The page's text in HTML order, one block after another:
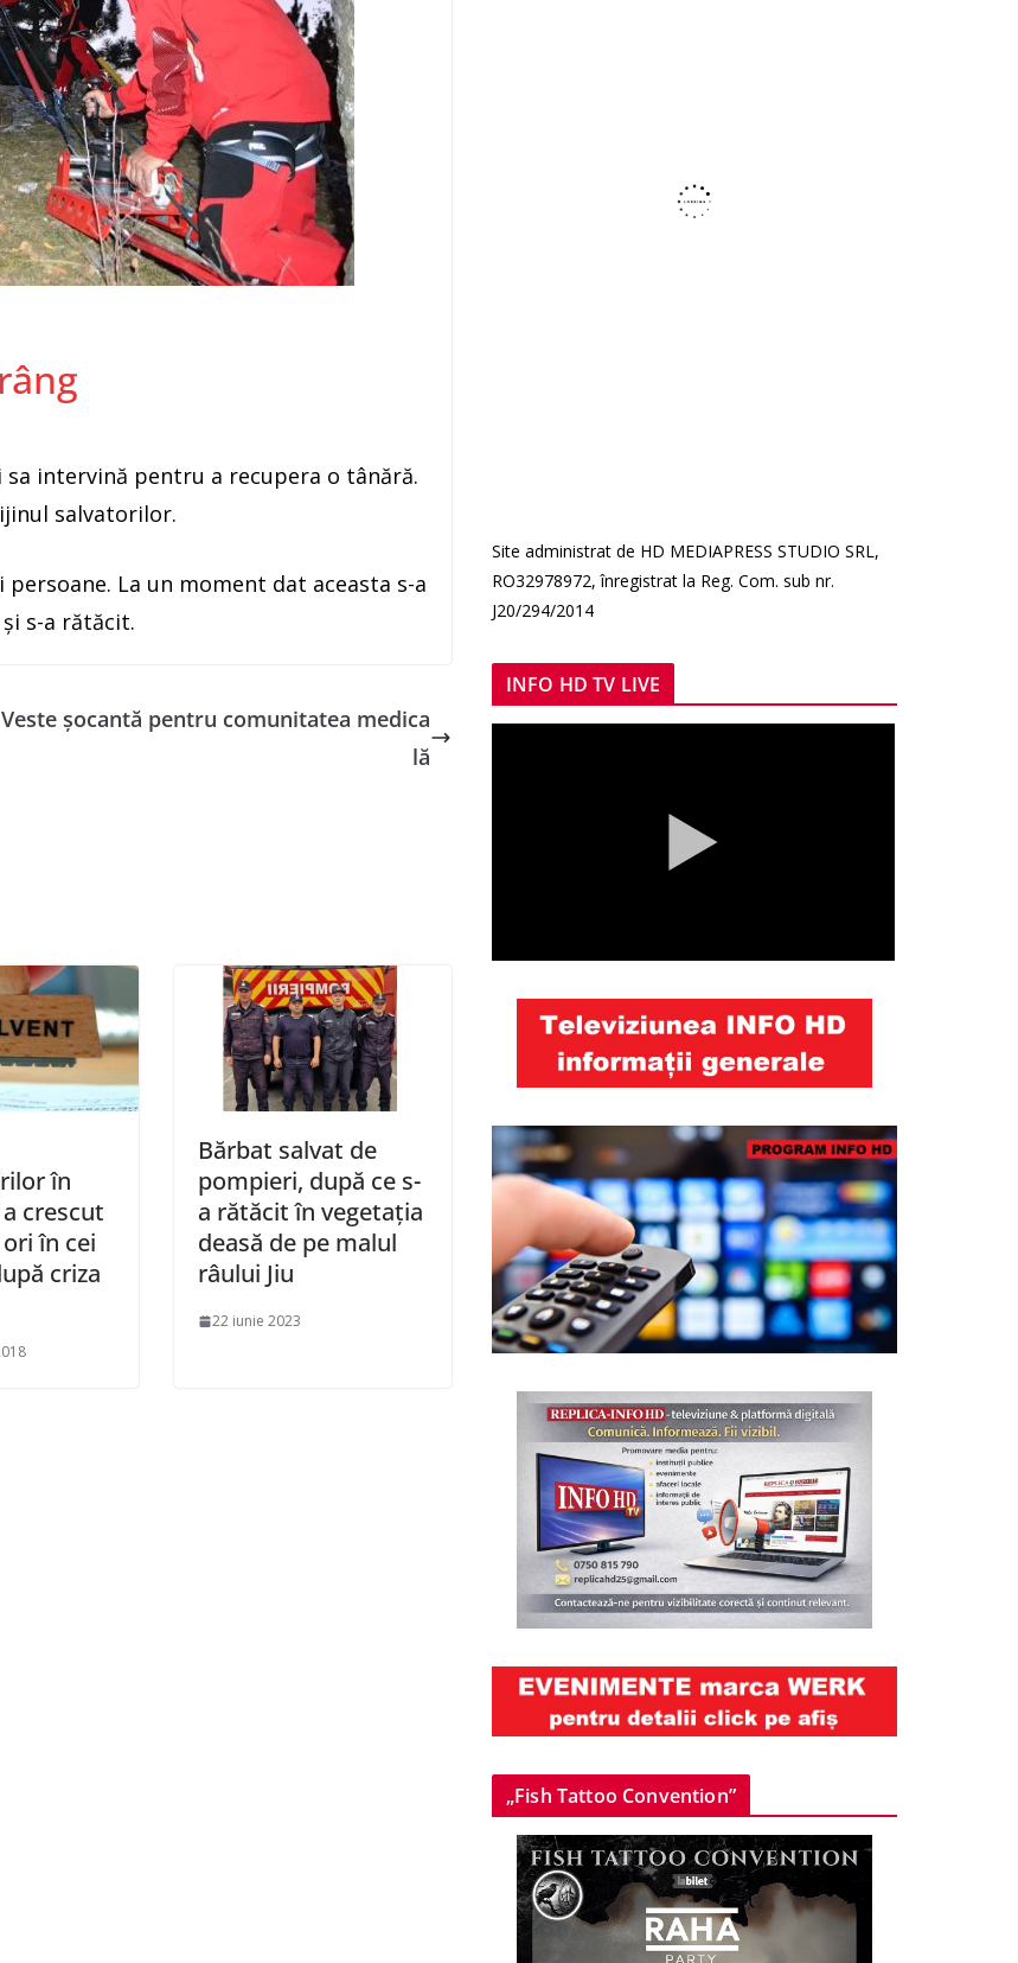
intervină pentru a recupera o tânără.
salvatorilor.
La un moment dat aceasta s-a
s-a rătăcit.
Veste șocantă pentru comunitatea medica
lă
în
crescut
în cei
criza
Bărbat salvat de
pompieri, după ce s-
a rătăcit în vegetația
deasă de pe malul
râului Jiu
22 iunie 2023
Site administrat de HD MEDIAPRESS STUDIO SRL,
RO32978972, înregistrat la Reg. Com. sub nr.
J20/294/2014
INFO HD TV LIVE
„Fish Tattoo Convention”